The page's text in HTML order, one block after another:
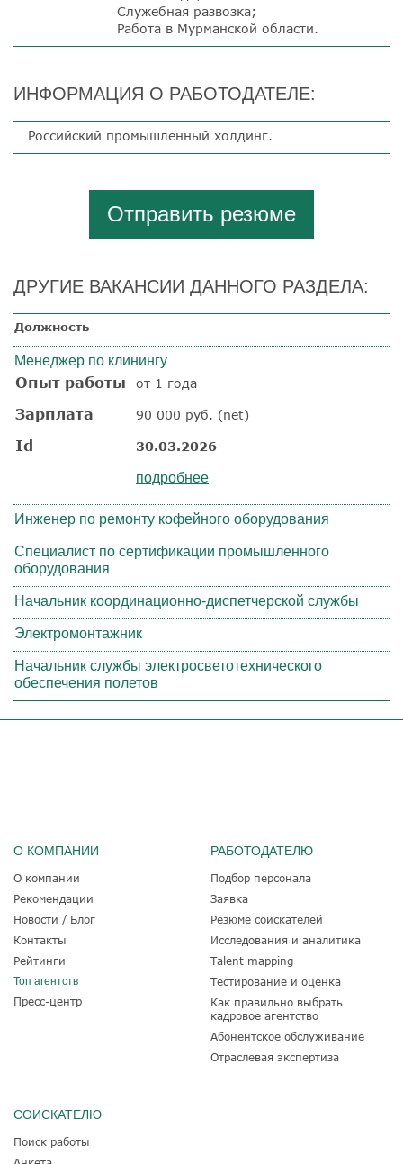
Служебная развозка;
Работа в Мурманской области.
ИНФОРМАЦИЯ О РАБОТОДАТЕЛЕ:
Российский промышленный холдинг.
Отправить резюме
ДРУГИЕ ВАКАНСИИ ДАННОГО РАЗДЕЛА:
Должность
Менеджер по клинингу
Опыт работы от 1 года
Зарплата 90 000 руб. (net)
Id 30.03.2026
подробнее
Инженер по ремонту кофейного оборудования
Специалист по сертификации промышленного
оборудования
Начальник координационно-диспетчерской службы
Электромонтажник
Начальник службы электросветотехнического
обеспечения полетов
О КОМПАНИИ
О компании
Рекомендации
Новости / Блог
Контакты
Рейтинги
Топ агентств
Пресс-центр
РАБОТОДАТЕЛЮ
Подбор персонала
Заявка
Резюме соискателей
Исследования и аналитика
Talent mapping
Тестирование и оценка
Как правильно выбрать
кадровое агентство
Абонентское обслуживание
Отраслевая экспертиза
СОИСКАТЕЛЮ
Поиск работы